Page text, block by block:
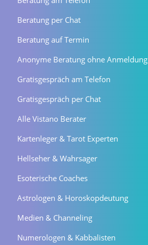
Beratung per Chat
Beratung auf Termin
Anonyme Beratung ohne Anmeldung
Gratisgespräch am Telefon
Gratisgespräch per Chat
Alle Vistano Berater
Kartenleger & Tarot Experten
Hellseher & Wahrsager
Esoterische Coaches
Astrologen & Horoskopdeutung
Medien & Channeling
Numerologen & Kabbalisten